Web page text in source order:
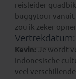
reisleider
buggytour vanuit
zou ik zeker
Kevin: Je wordt
Indonesische
veel